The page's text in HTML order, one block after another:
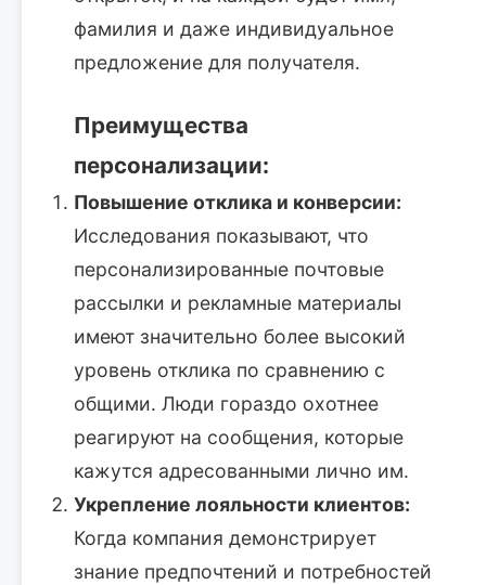
фамилия и даже индивидуальное
предложение для получателя.
Преимущества
персонализации:
Повышение отклика и конверсии:
Исследования показывают, что
персонализированные почтовые
рассылки и рекламные материалы
имеют значительно более высокий
уровень отклика по сравнению с
общими. Люди гораздо охотнее
реагируют на сообщения, которые
кажутся адресованными лично им.
Укрепление лояльности клиентов:
Когда компания демонстрирует
знание предпочтений и потребностей